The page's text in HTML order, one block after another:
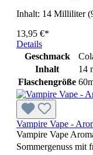
Inhalt: 14 Milliliter
13,95 €*
Details
Geschmack
Inhalt
14
Flaschengröße
Vampire Vape -
Vampire Vape
Sommergenuss mit